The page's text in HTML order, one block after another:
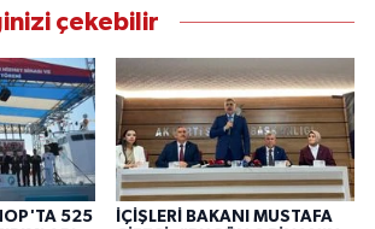
çekebilir
525
İÇİŞLERİ BAKANI MUSTAFA